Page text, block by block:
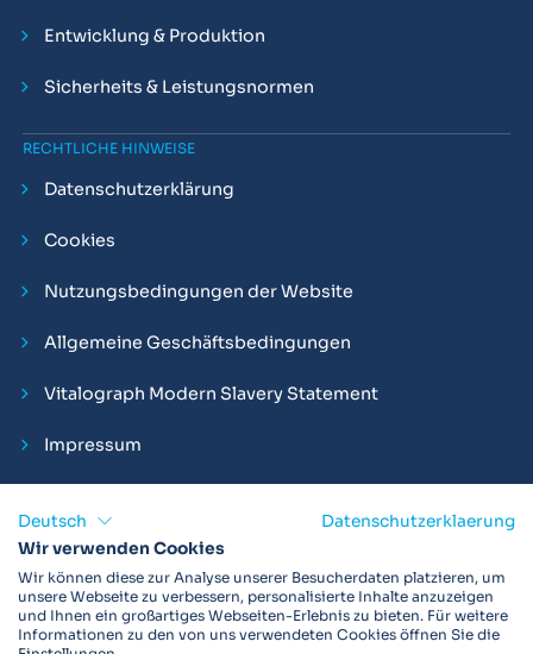
Entwicklung & Produktion
Sicherheits & Leistungsnormen
RECHTLICHE HINWEISE
Datenschutzerklärung
Cookies
Nutzungsbedingungen der Website
Allgemeine Geschäftsbedingungen
Vitalograph Modern Slavery Statement
Impressum
Vitalograph ist ein internationaler Hersteller von Spirometern,
EKGs und Bakterien-Viren-Filtern zur sicheren
Lungenfunktionsdiagnostik. Darüber hinaus sind wir weltweit
Deutsch
Datenschutzerklaerung
Wir verwenden Cookies
Wir können diese zur Analyse unserer Besucherdaten platzieren, um
unsere Webseite zu verbessern, personalisierte Inhalte anzuzeigen
und Ihnen ein großartiges Webseiten-Erlebnis zu bieten. Für weitere
Informationen zu den von uns verwendeten Cookies öffnen Sie die